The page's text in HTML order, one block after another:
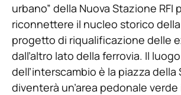
urbano” della Nuova Stazione RFI
riconnettere il nucleo storico
progetto di riqualificazione delle
dall’altro lato della ferrovia. Il luogo
dell’interscambio è la piazza
diventerà un’area pedonale verde